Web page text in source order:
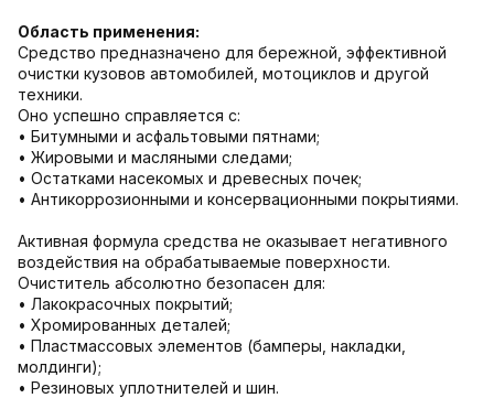
Область применения:
Средство предназначено для бережной, эффективной
очистки кузовов автомобилей, мотоциклов и другой
техники.
Оно успешно справляется с:
• Битумными и асфальтовыми пятнами;
• Жировыми и масляными следами;
• Остатками насекомых и древесных почек;
• Антикоррозионными и консервационными покрытиями.
Активная формула средства не оказывает негативного
воздействия на обрабатываемые поверхности.
Очиститель абсолютно безопасен для:
• Лакокрасочных покрытий;
• Хромированных деталей;
• Пластмассовых элементов (бамперы, накладки,
молдинги);
• Резиновых уплотнителей и шин.